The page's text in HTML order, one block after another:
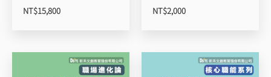
NT$15,800 NT$2,000